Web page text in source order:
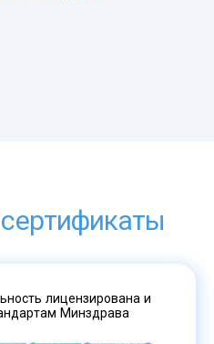
лицензирована и
Минздрава